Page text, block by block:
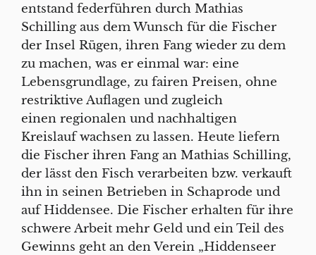
entstand federführen durch Mathias
Schilling aus dem Wunsch für die Fischer
der Insel Rügen, ihren Fang wieder zu dem
zu machen, was er einmal war: eine
Lebensgrundlage, zu fairen Preisen, ohne
restriktive Auflagen und zugleich
einen regionalen und nachhaltigen
Kreislauf wachsen zu lassen. Heute liefern
die Fischer ihren Fang an Mathias Schilling,
der lässt den Fisch verarbeiten bzw. verkauft
ihn in seinen Betrieben in Schaprode und
auf Hiddensee. Die Fischer erhalten für ihre
schwere Arbeit mehr Geld und ein Teil des
Gewinns geht an den Verein „Hiddenseer